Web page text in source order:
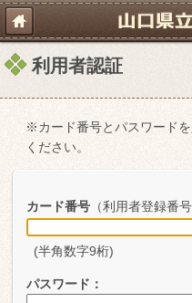
利用者認証
※カード番号とパスワード
ください。
カード番号 （利用者登録番号
(半角数字9桁)
パスワード ：